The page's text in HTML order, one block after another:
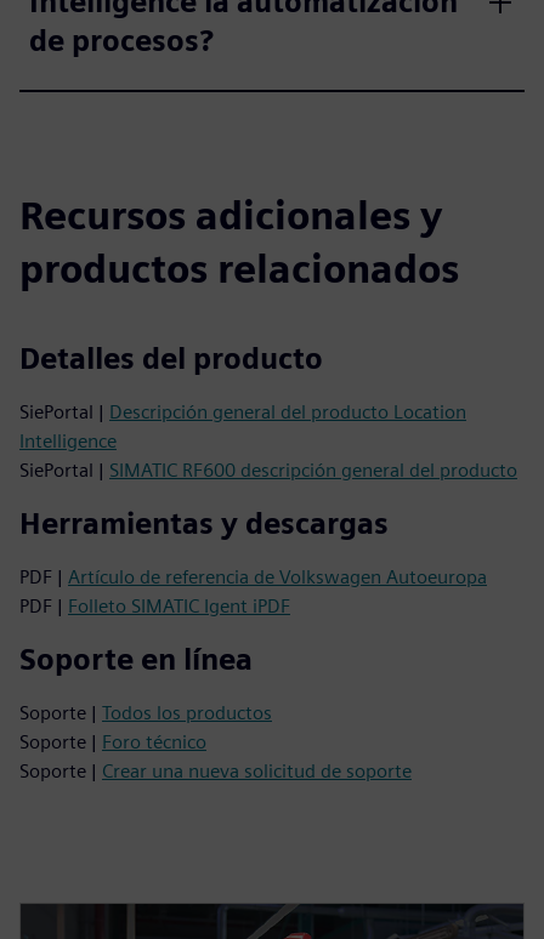
de procesos?
Recursos adicionales y
productos relacionados
Detalles del producto
SiePortal | Descripción general del producto Location
Intelligence
SiePortal | SIMATIC RF600 descripción general del producto
Herramientas y descargas
PDF | Artículo de referencia de Volkswagen Autoeuropa
PDF | Folleto SIMATIC Igent iPDF
Soporte en línea
Soporte | Todos los productos
Soporte | Foro técnico
Soporte | Crear una nueva solicitud de soporte